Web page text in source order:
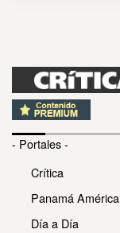
- Portales -
Crítica
Panamá América
Día a Día